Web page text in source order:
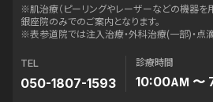
※肌治療（ピーリングやレーザーなどの機器を
銀座院のみでのご案内となります。
※表参道院では注入治療・外科治療(一部)・点
TEL
050-1807-1593
診療時間
10:00AM 〜